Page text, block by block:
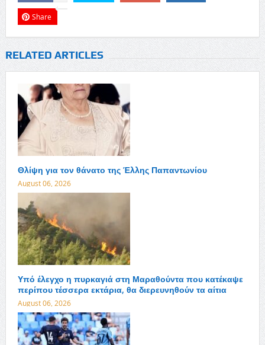
Share
RELATED ARTICLES
Θλίψη για τον θάνατο της Έλλης Παπαντωνίου
August 06, 2026
Υπό έλεγχο η πυρκαγιά στη Μαραθούντα που κατέκαψε
περίπου τέσσερα εκτάρια, θα διερευνηθούν τα αίτια
August 06, 2026